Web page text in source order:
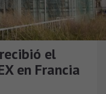
el
en Francia